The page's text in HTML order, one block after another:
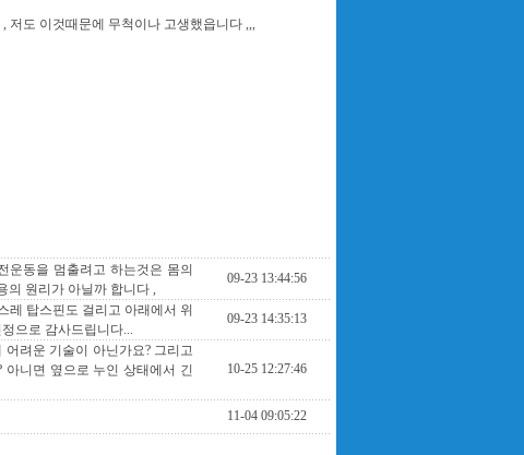
저도 이것때문에 무척이나 고생했읍니다 ,,,
운동을 멈출려고 하는것은 몸의
의 원리가 아닐까 합니다 ,
09-23 13:44:56
레 탑스핀도 걸리고 아래에서 위
으로 감사드립니다...
09-23 14:35:13
려운 기술이 아닌가요? 그리고
니면 옆으로 누인 상태에서 긴
10-25 12:27:46
11-04 09:05:22